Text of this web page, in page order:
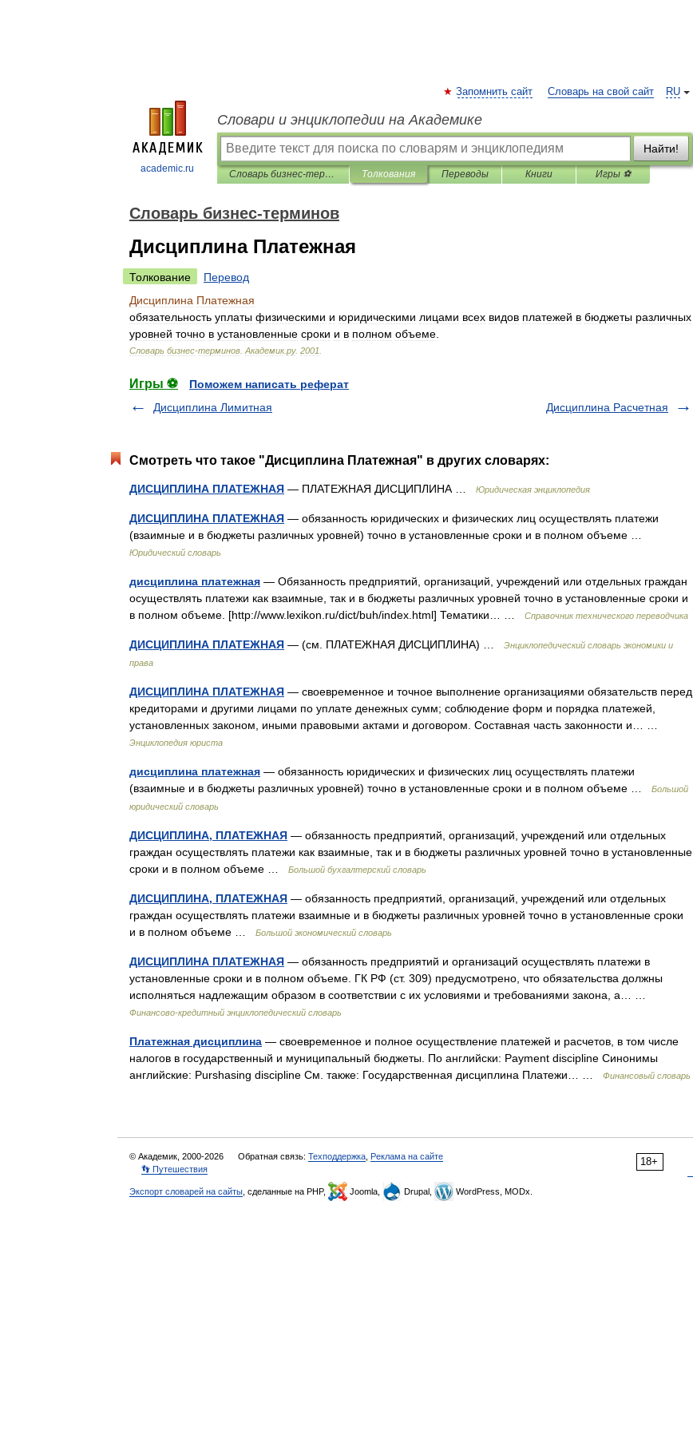
academic.ru
RU
Запомнить сайт Словарь на свой сайт
Словари и энциклопедии на Академике
Найти!
Словарь бизнес-терминов Толкования Переводы Книги Игры ⚽
Словарь бизнес-терминов
Дисциплина Платежная
Толкование
Перевод
Дисциплина Платежная
обязательность уплаты физическими и юридическими лицами всех видов платежей в бюджеты различных
уровней точно в установленные сроки и в полном объеме
Словарь бизнес-терминов Академик.ру. 2001
Игры ⚽
Поможем написать реферат
Дисциплина Лимитная
Дисциплина Расчетная
Смотреть что такое "Дисциплина Платежная" в других словарях:
ДИСЦИПЛИНА ПЛАТЕЖНАЯ — ПЛАТЕЖНАЯ ДИСЦИПЛИНА … Юридическая энциклопедия
ДИСЦИПЛИНА ПЛАТЕЖНАЯ — обязанность юридических и физических лиц осуществлять платежи
(взаимные и в бюджеты различных уровней) точно в установленные сроки и в полном объеме …
Юридический словарь
дисциплина платежная — Обязанность предприятий, организаций, учреждений или отдельных граждан
осуществлять платежи как взаимные, так и в бюджеты различных уровней точно в установленные сроки и
в полном объеме. [http://www.lexikon.ru/dict/buh/index.html] Тематики… …
Справочник технического переводчика
ДИСЦИПЛИНА ПЛАТЕЖНАЯ — (см. ПЛАТЕЖНАЯ ДИСЦИПЛИНА) …
Энциклопедический словарь экономики и
права
ДИСЦИПЛИНА ПЛАТЕЖНАЯ — своевременное и точное выполнение организациями обязательств перед
кредиторами и другими лицами по уплате денежных сумм; соблюдение форм и порядка платежей,
установленных законом, иными правовыми актами и договором. Составная часть законности и… …
Энциклопедия юриста
дисциплина платежная — обязанность юридических и физических лиц осуществлять платежи
(взаимные и в бюджеты различных уровней) точно в установленные сроки и в полном объеме …
Большой
юридический словарь
ДИСЦИПЛИНА, ПЛАТЕЖНАЯ — обязанность предприятий, организаций, учреждений или отдельных
граждан осуществлять платежи как взаимные, так и в бюджеты различных уровней точно в установленные
сроки и в полном объеме …
Большой бухгалтерский словарь
ДИСЦИПЛИНА, ПЛАТЕЖНАЯ — обязанность предприятий, организаций, учреждений или отдельных
граждан осуществлять платежи взаимные и в бюджеты различных уровней точно в установленные сроки
и в полном объеме …
Большой экономический словарь
ДИСЦИПЛИНА ПЛАТЕЖНАЯ — обязанность предприятий и организаций осуществлять платежи в
установленные сроки и в полном объеме. ГК РФ (ст. 309) предусмотрено, что обязательства должны
исполняться надлежащим образом в соответствии с их условиями и требованиями закона, а… …
Финансово-кредитный энциклопедический словарь
Платежная дисциплина — своевременное и полное осуществление платежей и расчетов, в том числе
налогов в государственный и муниципальный бюджеты. По английски: Payment discipline Синонимы
английские: Purshasing discipline См. также: Государственная дисциплина Платежи… …
Финансовый словарь
18+
© Академик, 2000-2026 Обратная связь: Техподдержка Реклама на сайте
👣 Путешествия
Экспорт словарей на сайты , сделанные на PHP, Joomla, Drupal, WordPress, MODx.